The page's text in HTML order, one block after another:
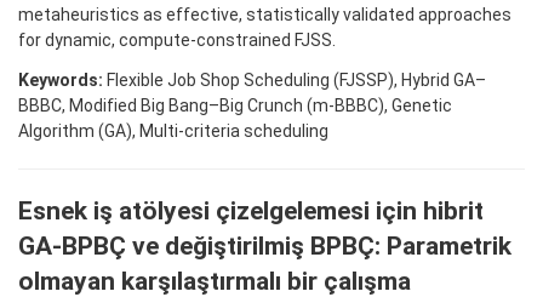
metaheuristics as effective, statistically validated approaches
for dynamic, compute-constrained FJSS.
Keywords: Flexible Job Shop Scheduling (FJSSP), Hybrid GA–
BBBC, Modified Big Bang–Big Crunch (m-BBBC), Genetic
Algorithm (GA), Multi-criteria scheduling
Esnek iş atölyesi çizelgelemesi için hibrit
GA-BPBÇ ve değiştirilmiş BPBÇ: Parametrik
olmayan karşılaştırmalı bir çalışma